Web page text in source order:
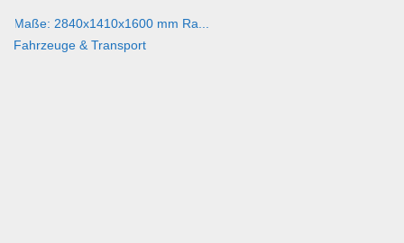
Maße: 2840x1410x1600 mm Ra...
Fahrzeuge & Transport